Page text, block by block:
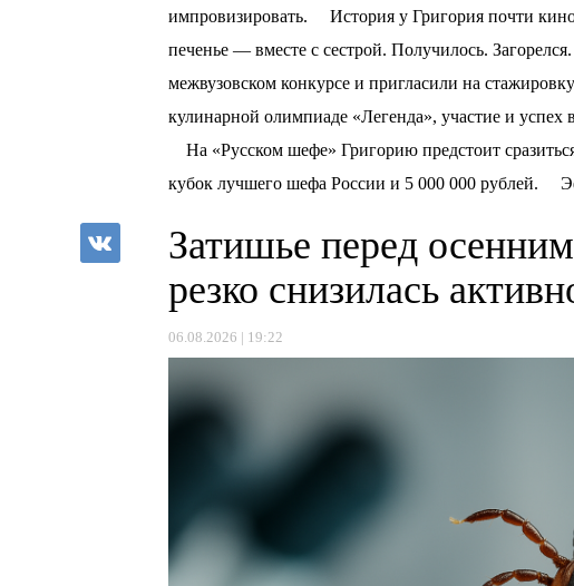
импровизировать. ⠀ История у Григория почти
печенье — вместе с сестрой. Получилось.
межвузовском конкурсе и пригласили на
кулинарной олимпиаде «Легенда», участие и
⠀ На «Русском шефе» Григорию предстоит
кубок лучшего шефа России и 5 000 000 рублей. ⠀
Затишье перед
резко снизилась
06.08.2026 | 19:22